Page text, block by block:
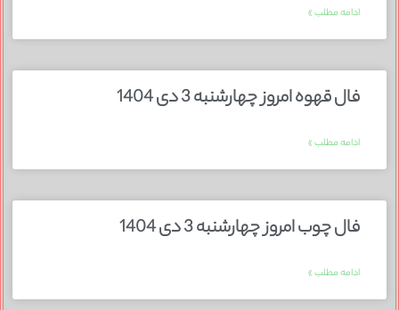
ادامه مطلب »
فال قهوه امروز چهارشنبه 3 دی 1404
ادامه مطلب »
فال چوب امروز چهارشنبه 3 دی 1404
ادامه مطلب »